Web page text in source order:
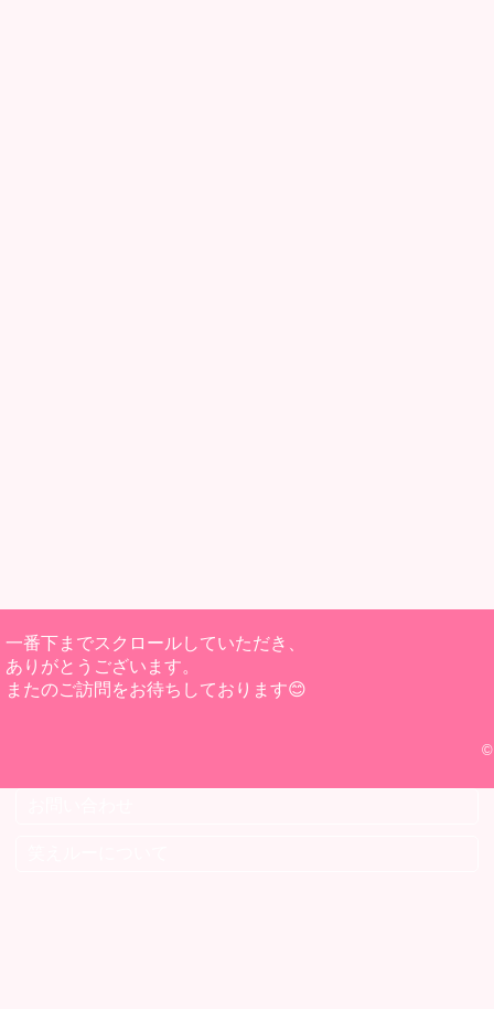
一番下までスクロールしていただき、
ありがとうございます。
またのご訪問をお待ちしております😊
©